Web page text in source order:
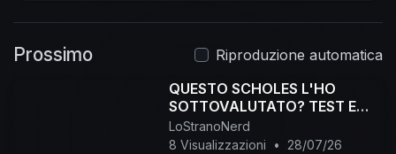
AHWh76ydVVmYTZk
Canale Telegram:
https://www.instagram.com/lost....ranonerd_18/?
Piattaforma Viola:
https://www.twitch.tv/lostranonerd18
Prossimo
Riproduzione automatica
QUESTO SCHOLES L'HO
SOTTOVALUTATO? TEST E
BUILD! #efootball
LoStranoNerd
8 Visualizzazioni
• 28/07/26